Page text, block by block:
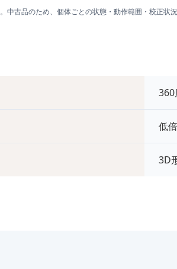
中古品のため、個体ごとの状態・動作範囲・校正状
360
低
3D